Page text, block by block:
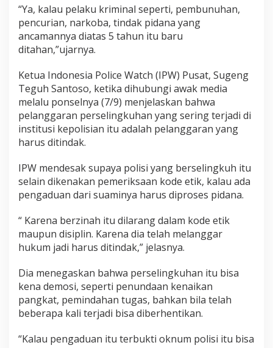
e
r
s
u
n
y
i
B
a
h
T
e
m
a
t
T
i
u
r
K
a
k
k
“Ya, kalau pelaku kriminal seperti, pembunuhan,
pencurian, narkoba, tindak pidana yang
ancamannya diatas 5 tahun itu baru
ditahan,”ujarnya.
Ketua Indonesia Police Watch (IPW) Pusat, Sugeng
Teguh Santoso, ketika dihubungi awak media
melalu ponselnya (7/9) menjelaskan bahwa
pelanggaran perselingkuhan yang sering terjadi di
institusi kepolisian itu adalah pelanggaran yang
harus ditindak.
IPW mendesak supaya polisi yang berselingkuh itu
selain dikenakan pemeriksaan kode etik, kalau ada
pengaduan dari suaminya harus diproses pidana.
“ Karena berzinah itu dilarang dalam kode etik
maupun disiplin. Karena dia telah melanggar
hukum jadi harus ditindak,” jelasnya.
Dia menegaskan bahwa perselingkuhan itu bisa
kena demosi, seperti penundaan kenaikan
pangkat, pemindahan tugas, bahkan bila telah
beberapa kali terjadi bisa diberhentikan.
“Kalau pengaduan itu terbukti oknum polisi itu bisa